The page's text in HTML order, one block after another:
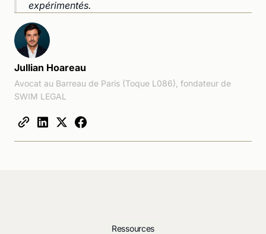
expérimentés.
Jullian Hoareau
Avocat au Barreau de Paris (Toque L086), fondateur de
SWIM LEGAL
Ressources